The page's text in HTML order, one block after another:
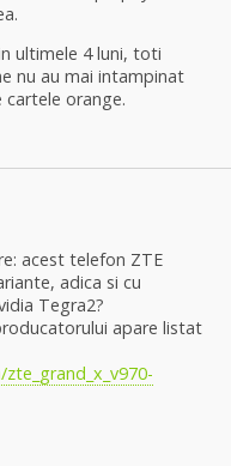
ultimele 4 luni, toti
nu au mai intampinat
orange.
acest telefon ZTE
adica si cu
Tegra2?
apare listat